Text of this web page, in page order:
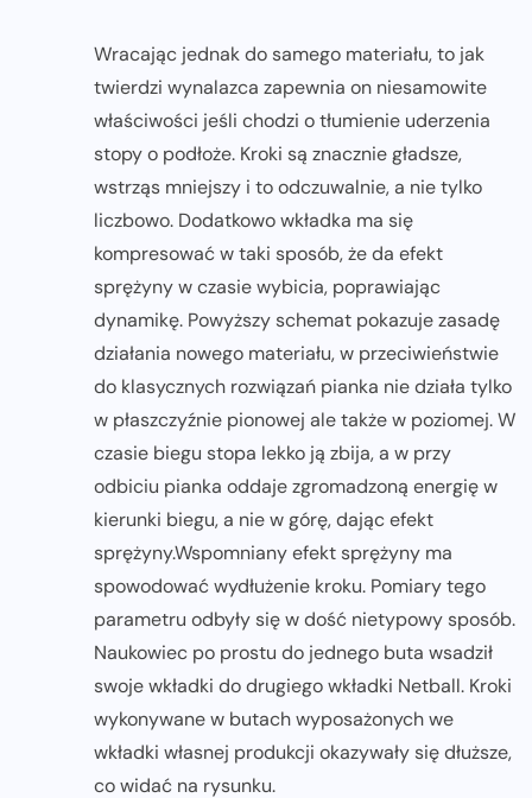
Wracając jednak do samego materiału, to jak
twierdzi wynalazca zapewnia on niesamowite
właściwości jeśli chodzi o tłumienie uderzenia
stopy o podłoże. Kroki są znacznie gładsze,
wstrząs mniejszy i to odczuwalnie, a nie tylko
liczbowo. Dodatkowo wkładka ma się
kompresować w taki sposób, że da efekt
sprężyny w czasie wybicia, poprawiając
dynamikę. Powyższy schemat pokazuje zasadę
działania nowego materiału, w przeciwieństwie
do klasycznych rozwiązań pianka nie działa tylko
w płaszczyźnie pionowej ale także w poziomej. W
czasie biegu stopa lekko ją zbija, a w przy
odbiciu pianka oddaje zgromadzoną energię w
kierunki biegu, a nie w górę, dając efekt
sprężyny.Wspomniany efekt sprężyny ma
spowodować wydłużenie kroku. Pomiary tego
parametru odbyły się w dość nietypowy sposób.
Naukowiec po prostu do jednego buta wsadził
swoje wkładki do drugiego wkładki Netball. Kroki
wykonywane w butach wyposażonych we
wkładki własnej produkcji okazywały się dłuższe,
co widać na rysunku.